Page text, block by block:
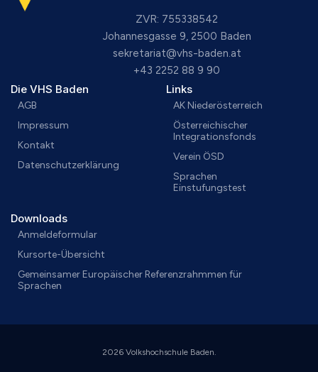
ZVR: 755338542
Johannesgasse 9, 2500 Baden
sekretariat@vhs-baden.at
+43 2252 88 9 90
Die VHS Baden
AGB
Impressum
Kontakt
Datenschutzerklärung
Links
AK Niederösterreich
Österreichischer
Integrationsfonds
Verein ÖSD
Sprachen
Einstufungstest
Downloads
Anmeldeformular
Kursorte-Übersicht
Gemeinsamer Europäischer Referenzrahmmen für
Sprachen
2026 Volkshochschule Baden.